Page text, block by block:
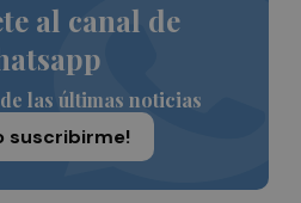
al canal de
las últimas noticias
suscribirme!